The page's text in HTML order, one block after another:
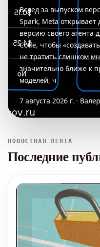
Вслед за выпуском
Spark, Meta открывает
версию своего агента
Code, чтобы
не тратить слишком
значительно ближе к
моделей, ч
7 августа 2026 г. ·
НОВОСТНАЯ ЛЕНТА
Последние